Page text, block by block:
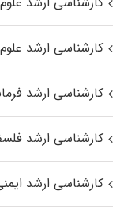
کارشناسی ارشد
کارشناسی ارشد
کارشناسی ارشد
کارشناسی ارشد